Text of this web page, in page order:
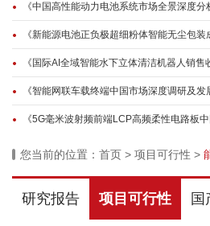
《中国高性能动力电池系统市场全景深度
《新能源电池正负极超细粉体智能无尘包
《国际AI全域智能水下立体清洁机器人销
《智能网联车载终端中国市场深度调研及发
《5G毫米波射频前端LCP高频柔性电路板
您当前的位置： 首页 > 项目可行性 >
研究报告 项目可行性 国